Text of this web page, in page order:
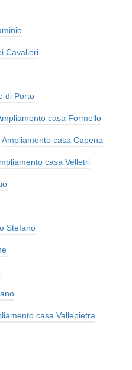
Cavalieri
di Porto
casa Formello
Ampliamento casa Capena
casa Velletri
Stefano
casa Vallepietra